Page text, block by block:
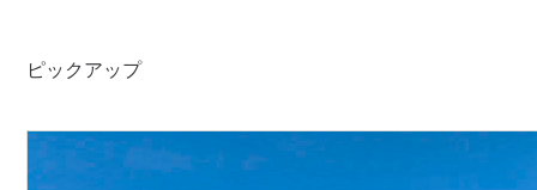
ピックアップ